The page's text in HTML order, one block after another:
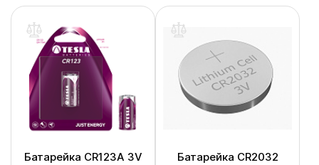
Батарейка CR123A 3V Батарейка CR2032